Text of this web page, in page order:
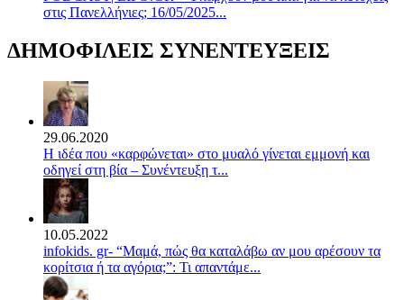
στις Πανελλήνιες; 16/05/2025...
ΔΗΜΟΦΙΛΕΙΣ ΣΥΝΕΝΤΕΥΞΕΙΣ
29.06.2020
Η ιδέα που «καρφώνεται» στο μυαλό γίνεται εμμονή και
οδηγεί στη βία – Συνέντευξη τ...
10.05.2022
infokids. gr- “Μαμά, πώς θα καταλάβω αν μου αρέσουν τα
κορίτσια ή τα αγόρια;”: Τι απαντάμε...